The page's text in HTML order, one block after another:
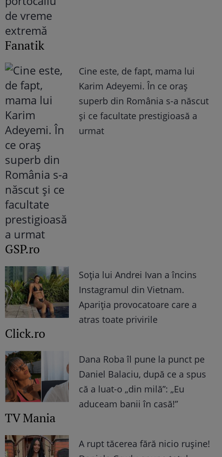
Fanatik
Cine este, de fapt, mama lui
Karim Adeyemi. În ce oraș
superb din România s-a născut
și ce facultate prestigioasă a
urmat
GSP.ro
Soția lui Andrei Ivan a încins
Instagramul din Vietnam.
Apariția provocatoare care a
atras toate privirile
Click.ro
Dana Roba îl pune la punct pe
Daniel Balaciu, după ce a spus
că a luat-o „din milă”: „Eu
aduceam banii în casă!”
TV Mania
A rupt tăcerea fără nicio rușine!